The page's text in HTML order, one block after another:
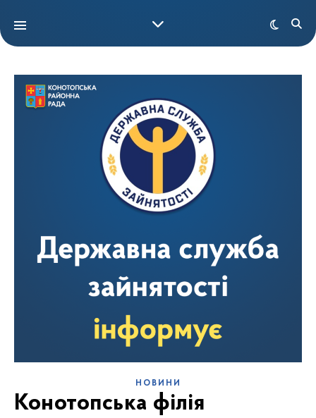
НОВИНИ
Конотопська філія